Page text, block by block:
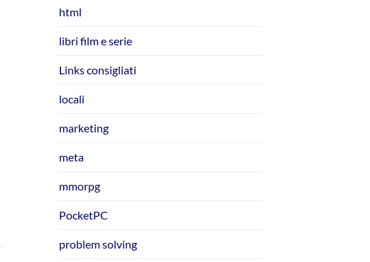
html
libri film e serie
Links consigliati
locali
marketing
meta
mmorpg
PocketPC
problem solving